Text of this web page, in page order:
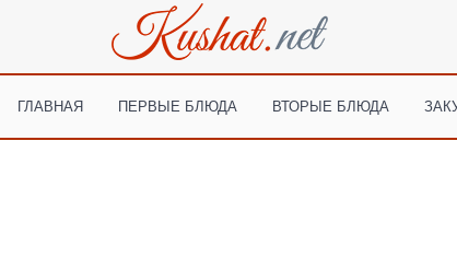
ГЛАВНАЯ ПЕРВЫЕ БЛЮДА ВТОРЫЕ БЛЮДА